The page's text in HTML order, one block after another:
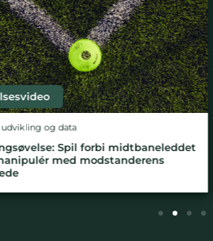
og data
Spil forbi midtbaneleddet
med modstanderens